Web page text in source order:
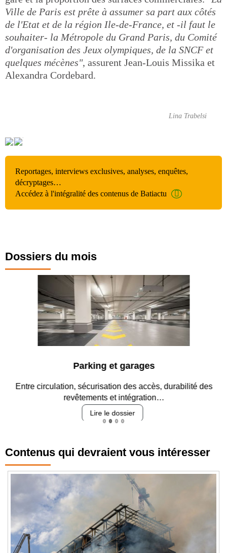
Ville de Paris est prête à assumer sa part aux côtés
de l'Etat et de la région Ile-de-France, et -il faut le
souhaiter- la Métropole du Grand Paris, du Comité
d'organisation des Jeux olympiques, de la SNCF et
quelques mécènes", assurent Jean-Louis Missika et
Alexandra Cordebard.
Lina Trabelsi
Reportages, interviews exclusives, analyses, enquêtes,
décryptages…
Accédez à l'intégralité des contenus de Batiactu
Dossiers du mois
Parking et garages
Entre circulation, sécurisation des accès, durabilité des
revêtements et intégration…
Lire le dossier
Contenus qui devraient vous intéresser